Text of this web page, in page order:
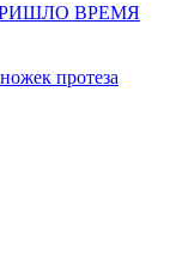
(ПРИШЛО ВРЕМЯ
протеза